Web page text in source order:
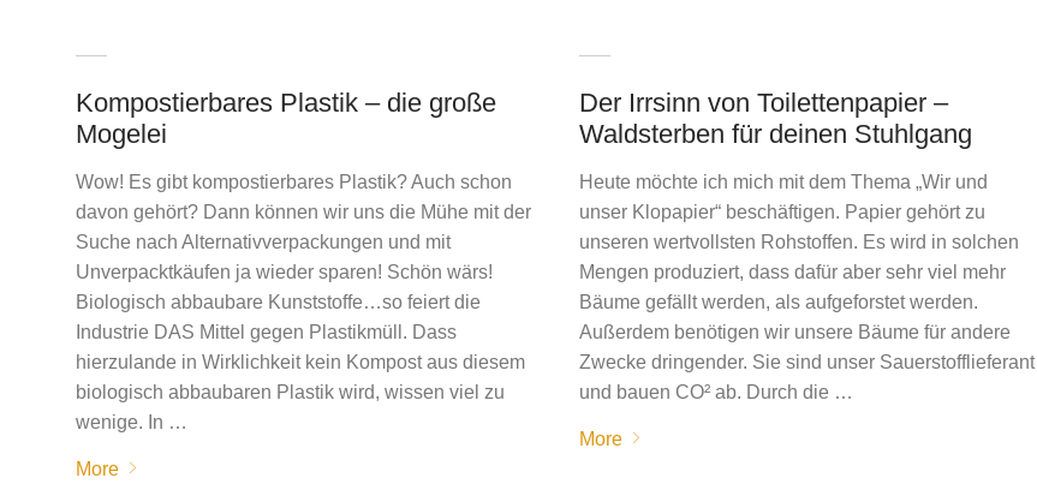
Kompostierbares Plastik – die große
Mogelei
Wow! Es gibt kompostierbares Plastik? Auch schon
davon gehört? Dann können wir uns die Mühe mit der
Suche nach Alternativverpackungen und mit
Unverpacktkäufen ja wieder sparen! Schön wärs!
Biologisch abbaubare Kunststoffe…so feiert die
Industrie DAS Mittel gegen Plastikmüll. Dass
hierzulande in Wirklichkeit kein Kompost aus diesem
biologisch abbaubaren Plastik wird, wissen viel zu
wenige. In …
More
Der Irrsinn von Toilettenpapier –
Waldsterben für deinen Stuhlgang
Heute möchte ich mich mit dem Thema „Wir und
unser Klopapier“ beschäftigen. Papier gehört zu
unseren wertvollsten Rohstoffen. Es wird in solchen
Mengen produziert, dass dafür aber sehr viel mehr
Bäume gefällt werden, als aufgeforstet werden.
Außerdem benötigen wir unsere Bäume für andere
Zwecke dringender. Sie sind unser Sauerstofflieferant
und bauen CO² ab. Durch die …
More